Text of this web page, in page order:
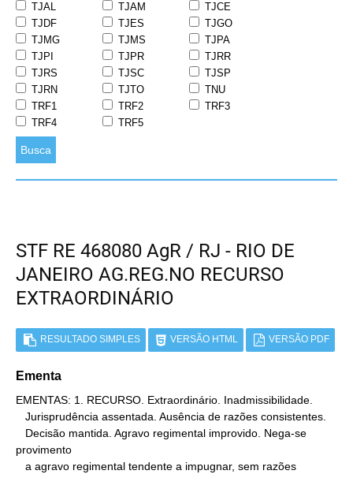
TJAL
TJAM
TJCE
TJDF
TJES
TJGO
TJMG
TJMS
TJPA
TJPI
TJPR
TJRR
TJRS
TJSC
TJSP
TJRN
TJTO
TNU
TRF1
TRF2
TRF3
TRF4
TRF5
Busca
STF RE 468080 AgR / RJ - RIO DE
JANEIRO AG.REG.NO RECURSO
EXTRAORDINÁRIO
RESULTADO SIMPLES VERSÃO HTML VERSÃO PDF
Ementa
EMENTAS: 1. RECURSO. Extraordinário. Inadmissibilidade.
provimento